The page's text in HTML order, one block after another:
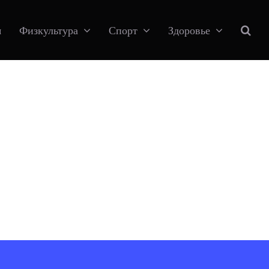
Физкультура Спорт Здоровье